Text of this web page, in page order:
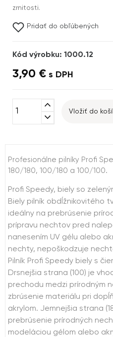
zrnitosti.
Pridať do obľúbených
Kód výrobku: 1000.12
3,90 € s DPH
expand_less
expand_more
Vložiť do
Profesionálne pilníky Profi
180/180, 100/180 a 100/100.
Profi Speedy, biely so
Biely pilník obdĺžnikovitého
ideálny na prebrúsenie
prípravu nechtov pred
nanesením UV gélu alebo
nechty, nepoškodzuje
Pilník Profi Speedy biely s
Drsnejšia strana (100) je
prechodu medzi prírodným
zbrúsenie materiálu pri
akrylom. Jemnejšia strana
prebrúsenie prírodných
modeláciou gélom alebo